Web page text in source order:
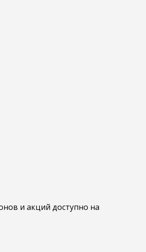
и акций доступно на